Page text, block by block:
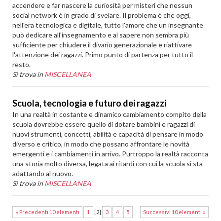
accendere e far nascere la curiosità per misteri che nessun
social network è in grado di svelare. Il problema è che oggi,
nell'era tecnologica e digitale, tutto l'amore che un insegnante
può dedicare all'insegnamento e al sapere non sembra più
sufficiente per chiudere il divario generazionale e riattivare
l'attenzione dei ragazzi. Primo punto di partenza per tutto il
resto.
Si trova in MISCELLANEA
Scuola, tecnologia e futuro dei ragazzi
In una realtà in costante e dinamico cambiamento compito della
scuola dovrebbe essere quello di dotare bambini e ragazzi di
nuovi strumenti, concetti, abilità e capacità di pensare in modo
diverso e critico, in modo che possano affrontare le novità
emergenti e i cambiamenti in arrivo. Purtroppo la realtà racconta
una storia molto diversa, legata ai ritardi con cui la scuola si sta
adattando al nuovo.
Si trova in MISCELLANEA
« Precedenti 10 elementi Successivi 10 elementi »
1 [2] 3 4 5